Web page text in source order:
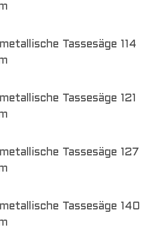
Tassesäge 114
Tassesäge 121
Tassesäge 127
Tassesäge 140